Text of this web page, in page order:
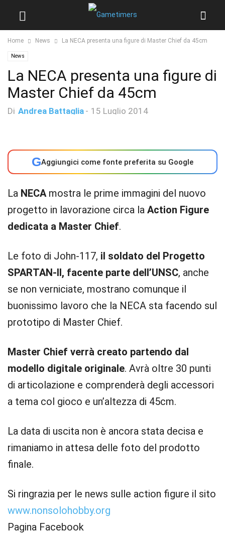
Home News La NECA presenta una figure di Master Chief da 45cm
News
La NECA presenta una figure di
Master Chief da 45cm
Di Andrea Battaglia - 15 Luglio 2014
GAggiungici come fonte preferita su Google
La NECAmostra le prime immagini del nuovo
progetto in lavorazione circa la Action Figure
dedicata a Master Chief.
Le foto di John-117, il soldato del Progetto
SPARTAN-II, facente parte dell’UNSC, anche
se non verniciate, mostrano comunque il
buonissimo lavoro che la NECA sta facendo sul
prototipo di Master Chief.
Master Chief verrà creato partendo dal
modello digitale originale. Avrà oltre 30 punti
di articolazione e comprenderà degli accessori
a tema col gioco e un’altezza di 45cm.
La data di uscita non è ancora stata decisa e
rimaniamo in attesa delle foto del prodotto
finale.
Si ringrazia per le news sulle action figure il sito
www.nonsolohobby.org
Pagina Facebook